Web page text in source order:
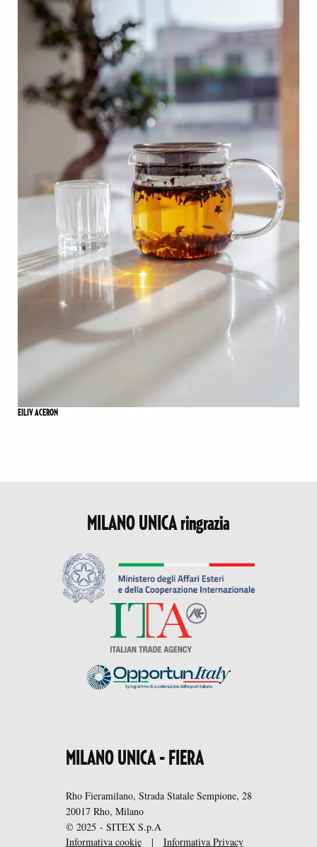
EILIV ACERON
MILANO UNICA ringrazia
MILANO UNICA - FIERA
Rho Fieramilano, Strada Statale Sempione, 28
20017 Rho, Milano
© 2025 - SITEX S.p.A
Informativa cookie
| Informativa Privacy